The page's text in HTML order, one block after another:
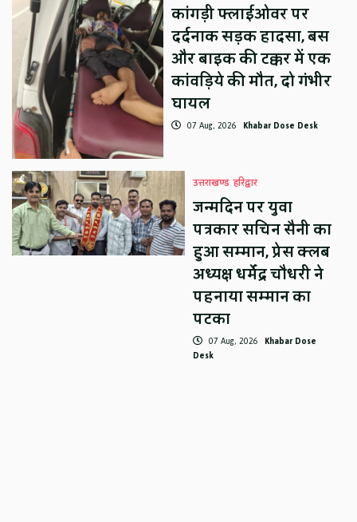
कांगड़ी फ्लाईओवर पर
दर्दनाक सड़क हादसा, बस
और बाइक की टक्कर में एक
कांवड़िये की मौत, दो गंभीर
घायल
07 Aug, 2026 Khabar Dose Desk
उत्तराखण्ड हरिद्वार
जन्मदिन पर युवा
पत्रकार सचिन सैनी का
हुआ सम्मान, प्रेस क्लब
अध्यक्ष धर्मेंद्र चौधरी ने
पहनाया सम्मान का
पटका
07 Aug, 2026 Khabar Dose
Desk